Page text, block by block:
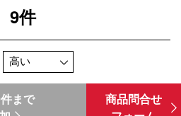
9件
まで
商品問合せ